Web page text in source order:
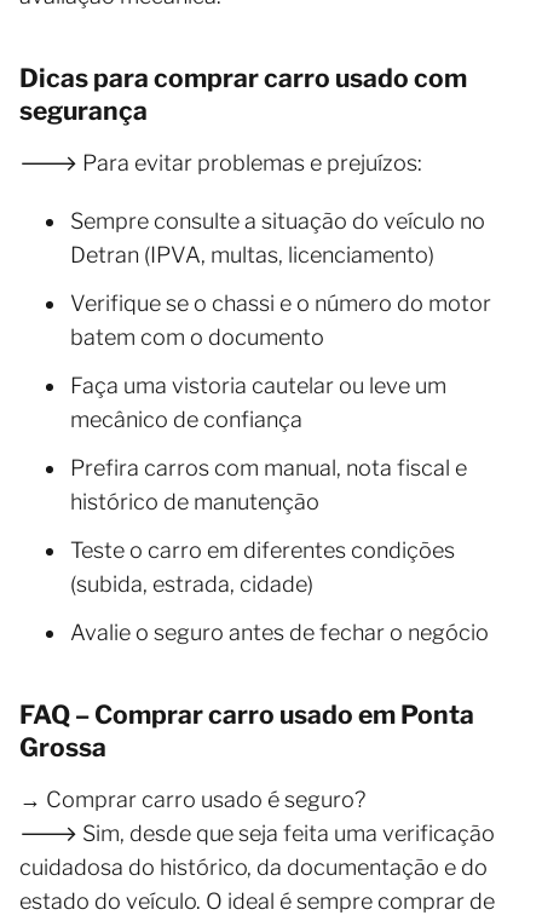
Dicas para comprar carro usado com
segurança
🡒 Para evitar problemas e prejuízos:
Sempre consulte a situação do veículo no
Detran (IPVA, multas, licenciamento)
Verifique se o chassi e o número do motor
batem com o documento
Faça uma vistoria cautelar ou leve um
mecânico de confiança
Prefira carros com manual, nota fiscal e
histórico de manutenção
Teste o carro em diferentes condições
(subida, estrada, cidade)
Avalie o seguro antes de fechar o negócio
FAQ – Comprar carro usado em Ponta
Grossa
→ Comprar carro usado é seguro?
🡒 Sim, desde que seja feita uma verificação
cuidadosa do histórico, da documentação e do
estado do veículo. O ideal é sempre comprar de